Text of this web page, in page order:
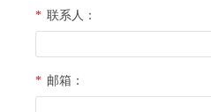
* 联系人：
* 邮箱：